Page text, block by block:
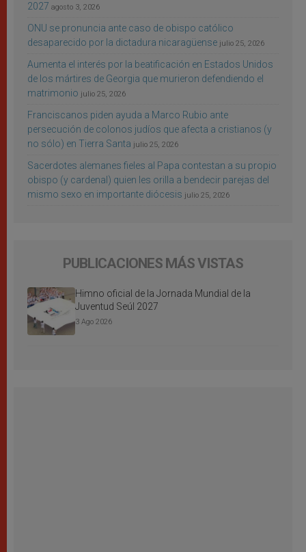
2027 agosto 3, 2026
ONU se pronuncia ante caso de obispo católico
desaparecido por la dictadura nicaragüense julio 25, 2026
Aumenta el interés por la beatificación en Estados Unidos
de los mártires de Georgia que murieron defendiendo el
matrimonio julio 25, 2026
Franciscanos piden ayuda a Marco Rubio ante
persecución de colonos judíos que afecta a cristianos (y
no sólo) en Tierra Santa julio 25, 2026
Sacerdotes alemanes fieles al Papa contestan a su propio
obispo (y cardenal) quien les orilla a bendecir parejas del
mismo sexo en importante diócesis julio 25, 2026
PUBLICACIONES MÁS VISTAS
Himno oficial de la Jornada Mundial de la
Juventud Seúl 2027
3 Ago 2026